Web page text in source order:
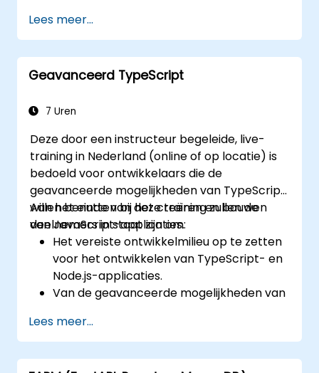
Server-side- en client-side-authenticatie
mogelijk te maken.
React en Redux in te zetten voor het
beheren van complexe, state-
Het aantal regels code te verminderen en
optimaliseren.
Een applicatie te testen en uit te rollen.
Lees meer...
Geavanceerd TypeScript
7 Uren
Deze door een instructeur begeleide, live-
training in Nederland (online of op locatie) is
bedoeld voor ontwikkelaars die de
geavanceerde mogelijkheden van TypeScript
willen benutten bij het creëren en bouwen
van JavaScript-applicaties.
Aan het einde van deze training zullen de
deelnemers in staat zijn om:
Het vereiste ontwikkelmilieu op te zetten
voor het ontwikkelen van TypeScript- en
Node.js-applicaties.
Van de geavanceerde mogelijkheden van
expressieve code te schrijven met minder
fouten.
Webpack te configureren en toe te
Lees meer...